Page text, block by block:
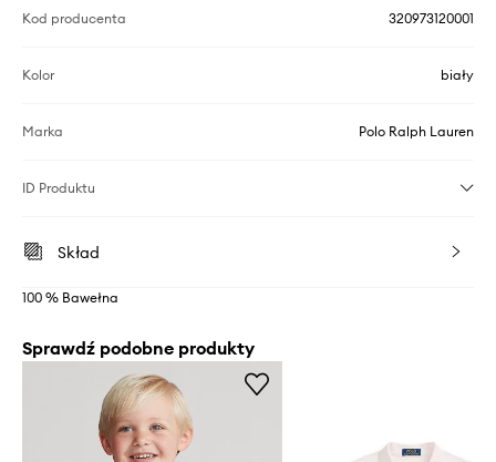
Kod producenta 320973120001
Kolor biały
Marka Polo Ralph Lauren
ID Produktu
Skład
100 % Bawełna
Sprawdź podobne produkty